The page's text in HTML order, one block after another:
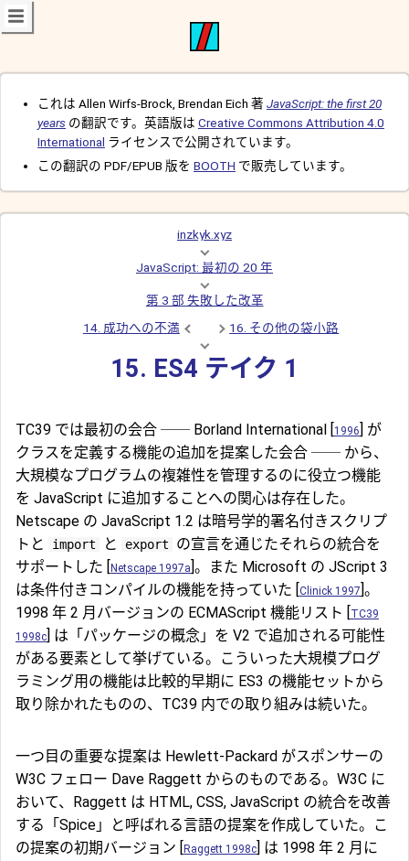
これは Allen Wirfs-Brock, Brendan Eich 著 JavaScript: the first 20
years の翻訳です。英語版は Creative Commons Attribution 4.0
International ライセンスで公開されています。
この翻訳の PDF/EPUB 版を BOOTH で販売しています。
inzkyk.xyz
JavaScript: 最初の 20 年
第 3 部 失敗した改革
14. 成功への不満
16. その他の袋小路
15. ES4 テイク 1
TC39 では最初の会合 ── Borland International [1996] が
クラスを定義する機能の追加を提案した会合 ── から、
大規模なプログラムの複雑性を管理するのに役立つ機能
を JavaScript に追加することへの関心は存在した。
Netscape の JavaScript 1.2 は暗号学的署名付きスクリプ
トと
import と export
の宣言を通じたそれらの統合を
サポートした [Netscape 1997a]。また Microsoft の JScript 3
は条件付きコンパイルの機能を持っていた [Clinick 1997]。
1998 年 2 月バージョンの ECMAScript 機能リスト [TC39
1998c] は「パッケージの概念」を V2 で追加される可能性
がある要素として挙げている。こういった大規模プログ
ラミング用の機能は比較的早期に ES3 の機能セットから
取り除かれたものの、TC39 内での取り組みは続いた。
一つ目の重要な提案は Hewlett-Packard がスポンサーの
W3C フェロー Dave Raggett からのものである。W3C に
おいて、Raggett は HTML, CSS, JavaScript の統合を改善
する「Spice」と呼ばれる言語の提案を作成していた。こ
の提案の初期バージョン [Raggett 1998c] は 1998 年 2 月に